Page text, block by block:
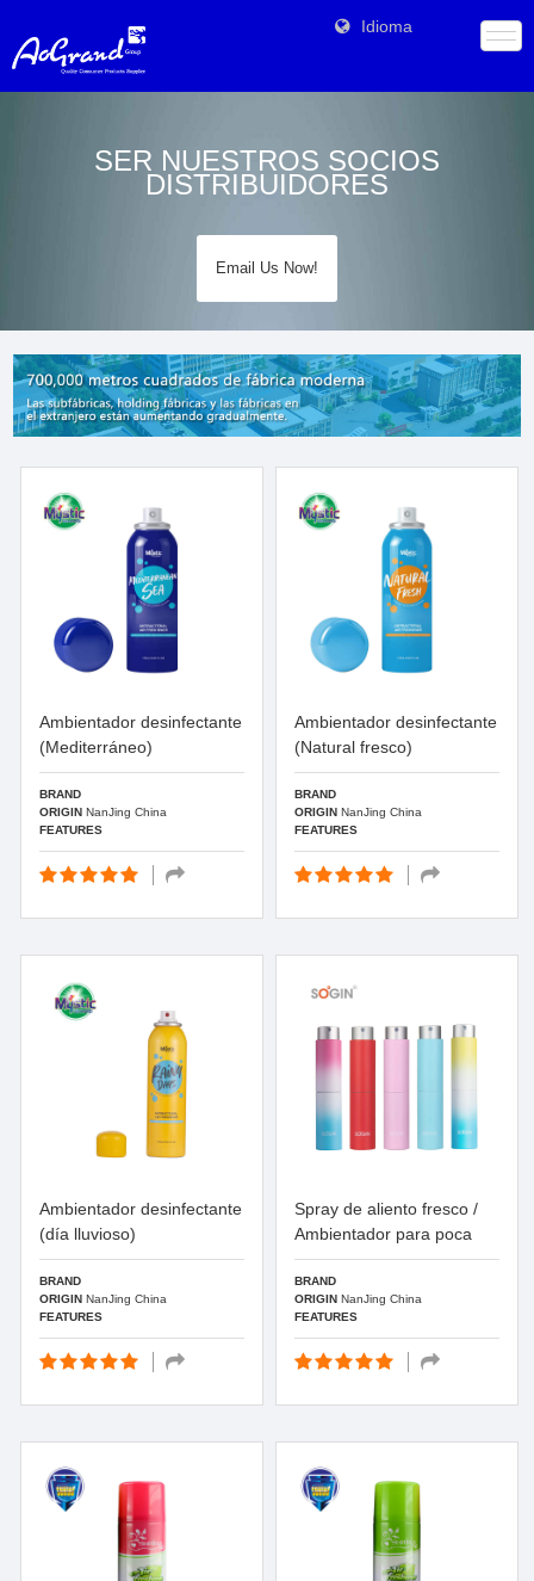
Idioma
SER NUESTROS SOCIOS
DISTRIBUIDORES
Email Us Now!
Ambientador desinfectante
(Mediterráneo)
BRAND
ORIGINNanJing China
FEATURES
Ambientador desinfectante
(Natural fresco)
BRAND
ORIGINNanJing China
FEATURES
Ambientador desinfectante
(día lluvioso)
BRAND
ORIGINNanJing China
FEATURES
Spray de aliento fresco /
Ambientador para poca
BRAND
ORIGINNanJing China
FEATURES